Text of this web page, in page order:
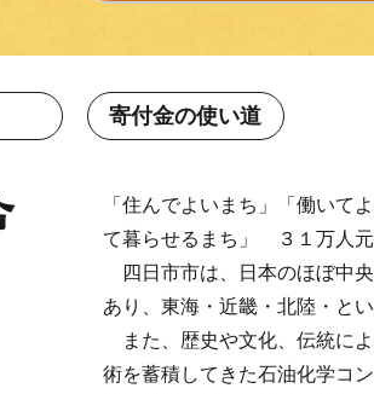
寄付金の使い道
「住んでよいまち」「働いて
て暮らせるまち」 ３１万人元
四日市市は、日本のほぼ中
あり、東海・近畿・北陸・と
また、歴史や文化、伝統に
術を蓄積してきた石油化学コ